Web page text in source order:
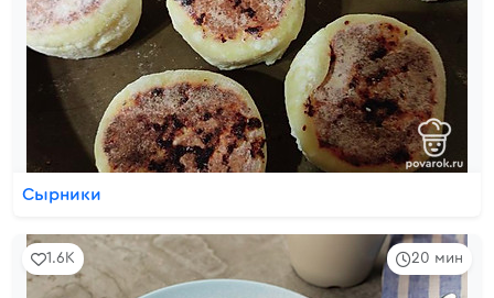
Сырники
20 мин
1.6K